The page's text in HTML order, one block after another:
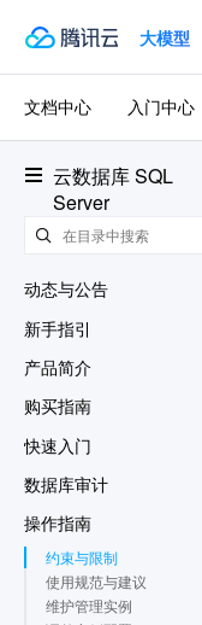
大模型
云数据库 SQL
Server
动态与公告
新手指引
产品简介
购买指南
快速入门
数据库审计
操作指南
约束与限制
使用规范与建议
维护管理实例
文档中心 入门中心